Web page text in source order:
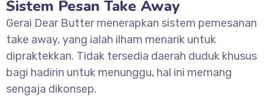
Sistem Pesan Take Away
Gerai Dear Butter menerapkan sistem pemesanan
take away, yang ialah ilham menarik untuk
dipraktekkan. Tidak tersedia daerah duduk khusus
bagi hadirin untuk menunggu, hal ini memang
sengaja dikonsep.